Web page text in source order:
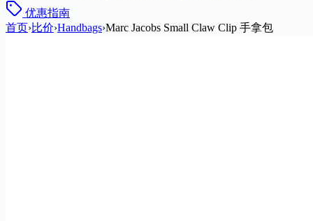
优惠指南
首页›比价›Handbags›Marc Jacobs Small Claw Clip 手拿包